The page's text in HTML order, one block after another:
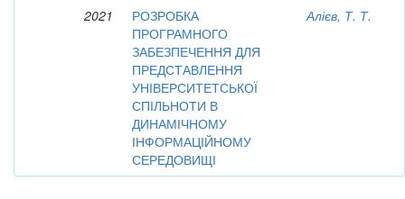
2021
РОЗРОБКА
ПРОГРАМНОГО
ЗАБЕЗПЕЧЕННЯ ДЛЯ
ПРЕДСТАВЛЕННЯ
УНІВЕРСИТЕТСЬКОЇ
СПІЛЬНОТИ В
ДИНАМІЧНОМУ
ІНФОРМАЦІЙНОМУ
СЕРЕДОВИЩІ
Алієв, Т. Т.